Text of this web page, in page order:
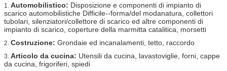
1. Automobilistico: Disposizione e componenti di impianto di
scarico automobilistiche Difficile--forma/del modanatura, collettori
tubolari, silenziatori/collettore di scarico ed altre componenti di
impianto di scarico, coperture della marmitta catalitica, morsetti
2. Costruzione: Grondaie ed incanalamenti, tetto, raccordo
3. Articolo da cucina: Utensili da cucina, lavastoviglie, forni, cappe
da cucina, frigoriferi, spiedi